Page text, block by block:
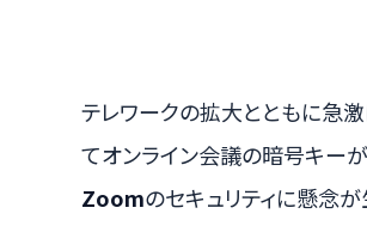
テレワークの拡大とともに急
てオンライン会議の暗号キー
Zoomのセキュリティに懸念が